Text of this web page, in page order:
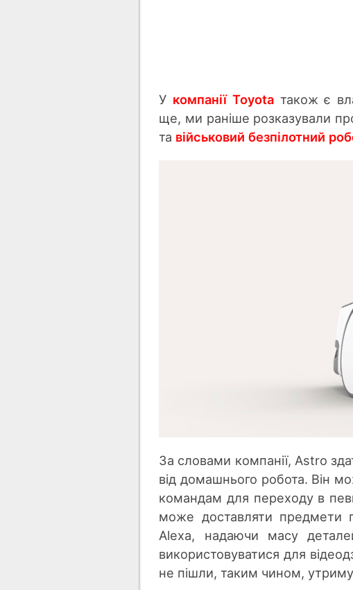
У компанії Toyota також є
ще, ми раніше розказували
та військовий безпілотний
За словами компанії, Astro
від домашнього робота. Він
командам для переходу в
може доставляти предмети
Alexa, надаючи масу
використовуватися для
не пішли, таким чином,